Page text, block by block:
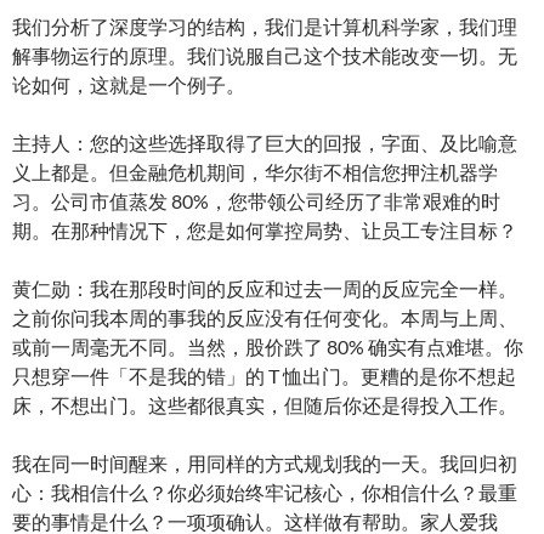
我们分析了深度学习的结构，我们是计算机科学家，我们理
解事物运行的原理。我们说服自己这个技术能改变一切。无
论如何，这就是一个例子。
主持人：您的这些选择取得了巨大的回报，字面、及比喻意
义上都是。但金融危机期间，华尔街不相信您押注机器学
习。公司市值蒸发 80%，您带领公司经历了非常艰难的时
期。在那种情况下，您是如何掌控局势、让员工专注目标？
黄仁勋：我在那段时间的反应和过去一周的反应完全一样。
之前你问我本周的事我的反应没有任何变化。本周与上周、
或前一周毫无不同。当然，股价跌了 80% 确实有点难堪。你
只想穿一件「不是我的错」的 T 恤出门。更糟的是你不想起
床，不想出门。这些都很真实，但随后你还是得投入工作。
我在同一时间醒来，用同样的方式规划我的一天。我回归初
心：我相信什么？你必须始终牢记核心，你相信什么？最重
要的事情是什么？一项项确认。这样做有帮助。家人爱我